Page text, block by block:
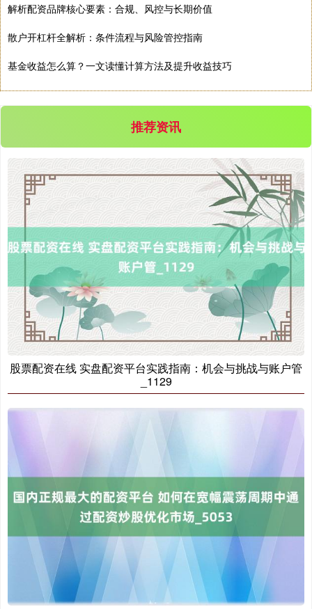
解析配资品牌核心要素：合规、风控与长期价值
散户开杠杆全解析：条件流程与风险管控指南
基金收益怎么算？一文读懂计算方法及提升收益技巧
推荐资讯
股票配资在线 实盘配资平台实践指南：机会与挑战与账户管
_1129